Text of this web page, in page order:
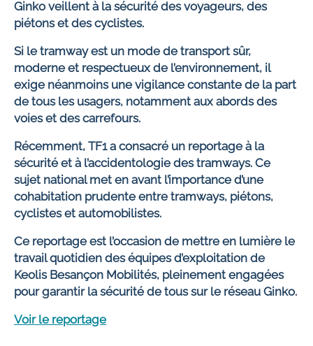
Ginko veillent à la sécurité des voyageurs, des
piétons et des cyclistes.
Si le tramway est un mode de transport sûr,
moderne et respectueux de l’environnement, il
exige néanmoins une vigilance constante de la part
de tous les usagers, notamment aux abords des
voies et des carrefours.
Récemment, TF1 a consacré un reportage à la
sécurité et à l’accidentologie des tramways. Ce
sujet national met en avant l’importance d’une
cohabitation prudente entre tramways, piétons,
cyclistes et automobilistes.
Ce reportage est l’occasion de mettre en lumière le
travail quotidien des équipes d’exploitation de
Keolis Besançon Mobilités, pleinement engagées
pour garantir la sécurité de tous sur le réseau Ginko.
Voir le reportage